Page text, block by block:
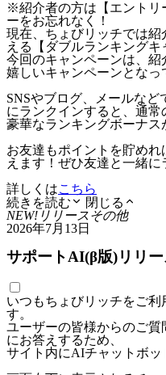
※紹介者の方は【エントリ
ーをお忘れなく！
現在、ちょびリッチでは
える【ダブルランキングキ
今回のキャンペーンは、
嬉しいキャンペーンとなっ
SNSやブログ、メールな
にランクインすると、通
豪華なランキングボーナス
お友達もポイントを貯め
えます！ぜひ友達と一緒に
詳しくはこちら
続きを読む
閉じる
NEW! リリースその他
2026年7月13日
サポートAI(β版)リリ
いつもちょびリッチをご利
す。
ユーザーの皆様からのご質
にお答えするため、
サイト内にAIチャットボッ